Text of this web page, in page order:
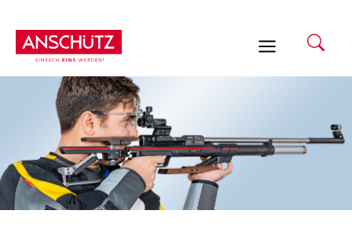
Inhalt
springen